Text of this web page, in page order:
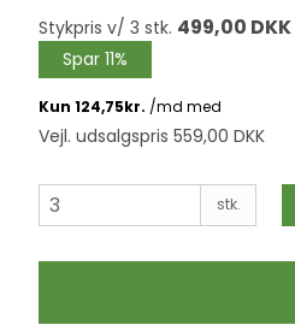
Stykpris v/ 3 stk. 499,00 DKK
Spar 11%
Vejl. udsalgspris 559,00 DKK
stk.